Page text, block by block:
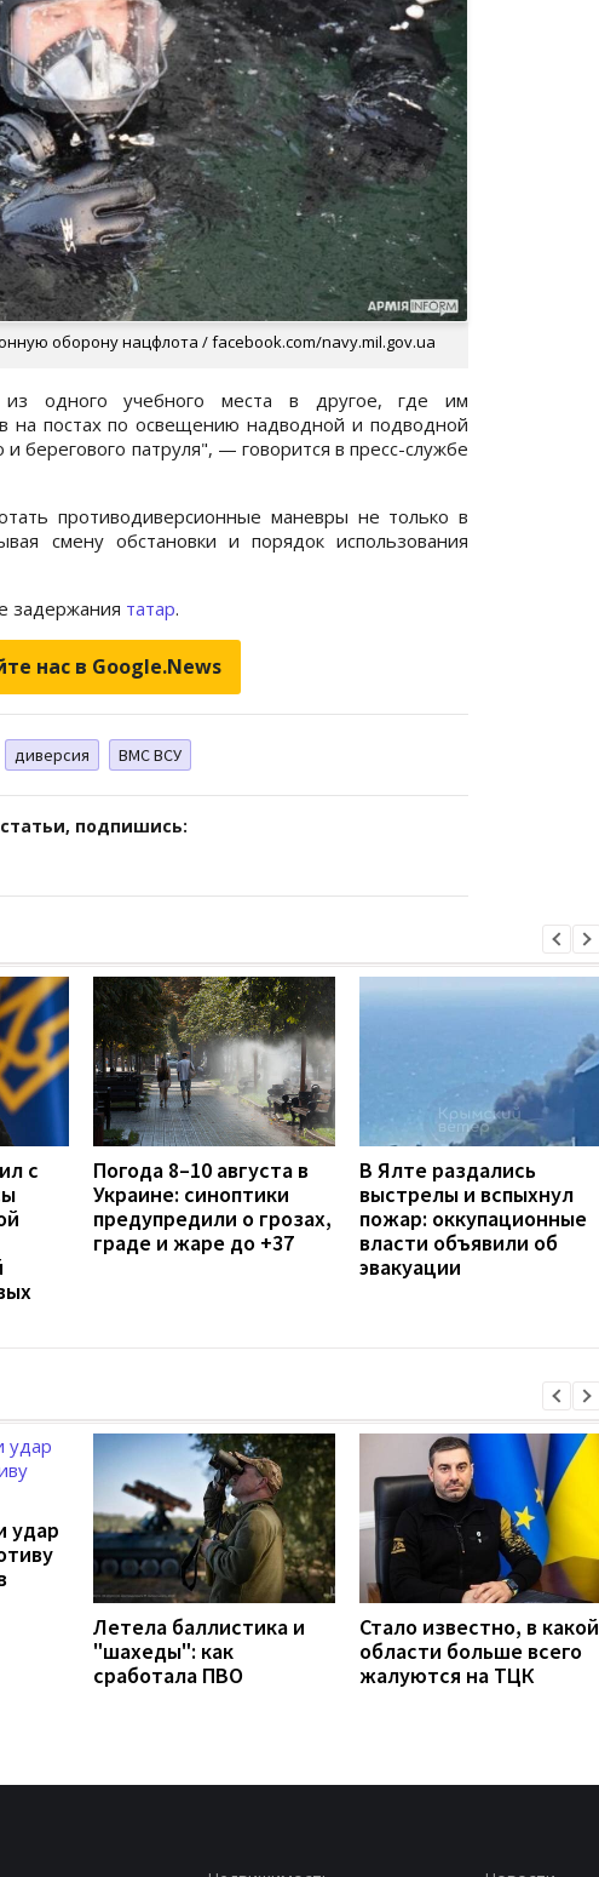
оборону нацфлота / facebook.com/navy.mil.gov.ua
одного учебного места в другое, где им
на постах по освещению надводной и подводной
и берегового патруля", — говорится в пресс-службе
противодиверсионные маневры не только в
смену обстановки и порядок использования
задержания татар.
нас в Google.News
диверсия ВМС ВСУ
подпишись:
с
Погода 8–10 августа в
Украине: синоптики
предупредили о грозах,
граде и жаре до +37
В Ялте раздались
выстрелы и вспыхнул
пожар: оккупационные
власти объявили об
эвакуации
удар
Летела баллистика и
"шахеды": как
сработала ПВО
Стало известно, в какой
области больше всего
жалуются на ТЦК